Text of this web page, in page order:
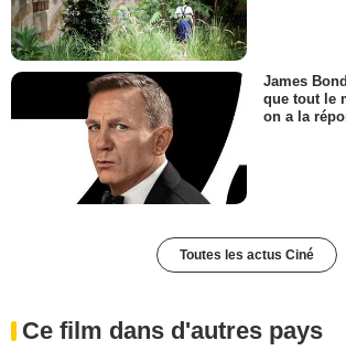
James
que tout le
on a la
Toutes les actus Ciné
Ce film dans d'autres pays